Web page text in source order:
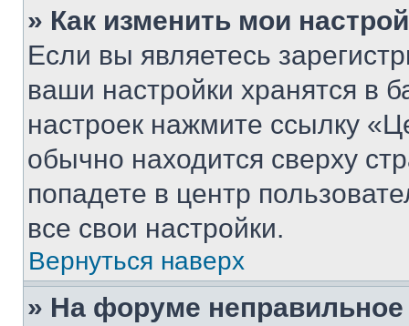
» Как изменить мои
Если вы являетесь
ваши настройки хранятся в
настроек нажмите ссылку
обычно находится сверху
попадете в центр
все свои настройки.
Вернуться наверх
» На форуме